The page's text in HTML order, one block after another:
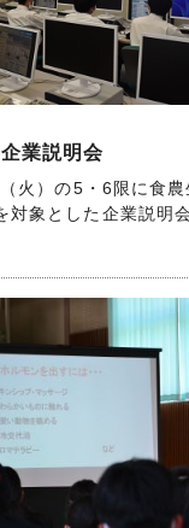
業説明会
火）の5・6限に食農
対象とした企業説明